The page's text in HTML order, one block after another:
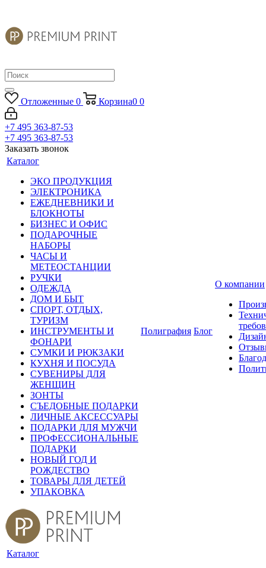
Отложенные 0 Корзина0 0
+7 495 363-87-53
+7 495 363-87-53
Заказать звонок
Каталог
ЭКО ПРОДУКЦИЯ
ЭЛЕКТРОНИКА
ЕЖЕДНЕВНИКИ И
БЛОКНОТЫ
БИЗНЕС И ОФИС
ПОДАРОЧНЫЕ
НАБОРЫ
ЧАСЫ И
МЕТЕОСТАНЦИИ
РУЧКИ
ОДЕЖДА
ДОМ И БЫТ
СПОРТ, ОТДЫХ,
ТУРИЗМ
ИНСТРУМЕНТЫ И
ФОНАРИ
СУМКИ И РЮКЗАКИ
КУХНЯ И ПОСУДА
СУВЕНИРЫ ДЛЯ
ЖЕНЩИН
ЗОНТЫ
СЪЕДОБНЫЕ ПОДАРКИ
ЛИЧНЫЕ АКСЕССУАРЫ
ПОДАРКИ ДЛЯ МУЖЧИ
ПРОФЕССИОНАЛЬНЫЕ
ПОДАРКИ
НОВЫЙ ГОД И
РОЖДЕСТВО
ТОВАРЫ ДЛЯ ДЕТЕЙ
УПАКОВКА
Полиграфия Блог
О компании
Каталог